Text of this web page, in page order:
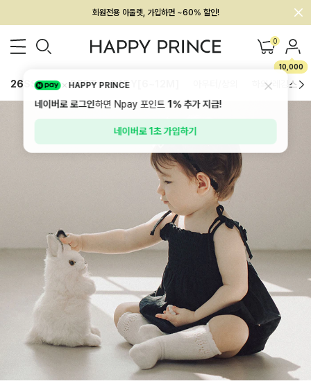
멤버십 최대 28,000원 혜택
0
10,000
26SS 신상 BEST BABY[6~12M] 하의/레깅스
HAPPY PRINCE
네이버로 로그인하면 Npay 포인트1%추가 지급!
네이버로 1초 가입하기